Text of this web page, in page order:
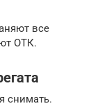
все
ОТК.
снимать.